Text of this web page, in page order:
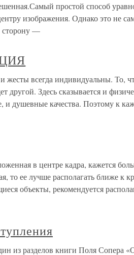
простой способ
изображения. Однако это не
сторону —
всегда индивидуальны. То,
другой. Здесь сказывается и
душевные качества. Поэтому к
в центре кадра, кажется
то ее лучше располагать ближе к
объекты, рекомендуется
из разделов книги Поля Сопера